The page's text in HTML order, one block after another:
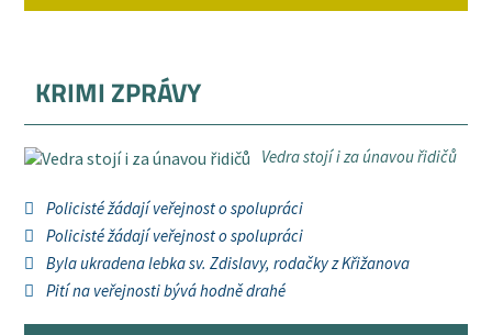
KRIMI ZPRÁVY
Vedra stojí i za únavou řidičů
Policisté žádají veřejnost o spolupráci
Policisté žádají veřejnost o spolupráci
Byla ukradena lebka sv. Zdislavy, rodačky z Křižanova
Pití na veřejnosti bývá hodně drahé